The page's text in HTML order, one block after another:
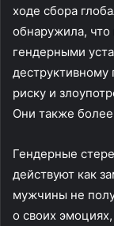
ходе сбора
обнаружила,
гендерными
деструктивному
риску и
Они также
Гендерные
действуют как
мужчины не
о своих